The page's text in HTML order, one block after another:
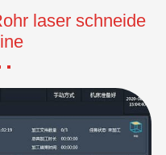
laser schneide